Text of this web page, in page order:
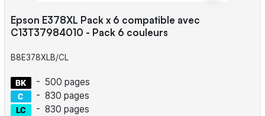
Epson E378XL Pack x 6 compatible avec
C13T37984010 - Pack 6 couleurs
B8E378XLB/CL
- 500 pages
- 830 pages
- 830 pages